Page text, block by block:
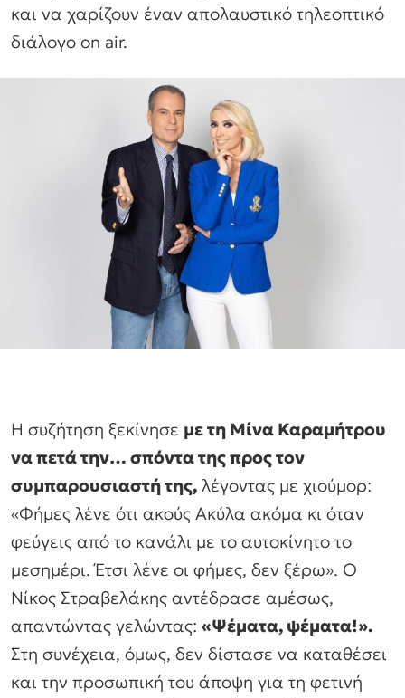
και να χαρίζουν έναν απολαυστικό τηλεοπτικό
διάλογο on air.
Η συζήτηση ξεκίνησε με τη Μίνα Καραμήτρου
να πετά την… σπόντα της προς τον
συμπαρουσιαστή της, λέγοντας με χιούμορ:
«Φήμες λένε ότι ακούς Ακύλα ακόμα κι όταν
φεύγεις από το κανάλι με το αυτοκίνητο το
μεσημέρι. Έτσι λένε οι φήμες, δεν ξέρω». Ο
Νίκος Στραβελάκης αντέδρασε αμέσως,
απαντώντας γελώντας: «Ψέματα, ψέματα!».
Στη συνέχεια, όμως, δεν δίστασε να καταθέσει
και την προσωπική του άποψη για τη φετινή